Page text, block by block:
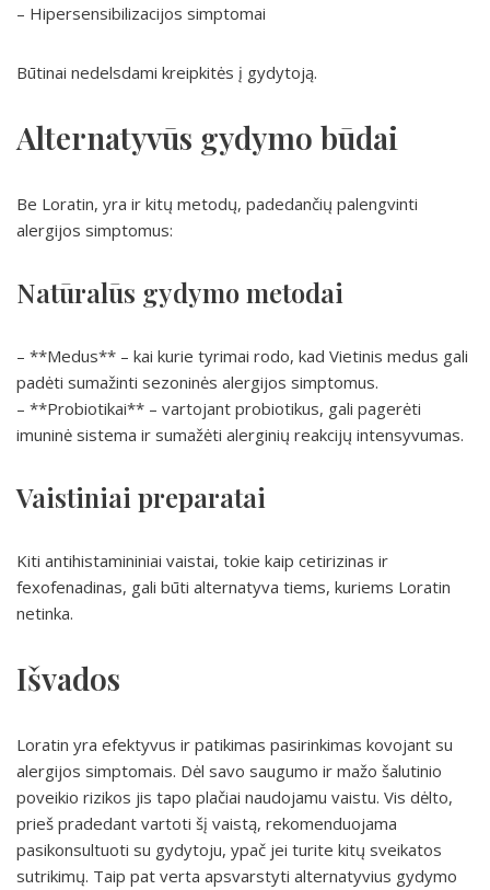
– Hipersensibilizacijos simptomai
Būtinai nedelsdami kreipkitės į gydytoją.
Alternatyvūs gydymo būdai
Be Loratin, yra ir kitų metodų, padedančių palengvinti
alergijos simptomus:
Natūralūs gydymo metodai
– **Medus** – kai kurie tyrimai rodo, kad Vietinis medus gali
padėti sumažinti sezoninės alergijos simptomus.
– **Probiotikai** – vartojant probiotikus, gali pagerėti
imuninė sistema ir sumažėti alerginių reakcijų intensyvumas.
Vaistiniai preparatai
Kiti antihistamininiai vaistai, tokie kaip cetirizinas ir
fexofenadinas, gali būti alternatyva tiems, kuriems Loratin
netinka.
Išvados
Loratin yra efektyvus ir patikimas pasirinkimas kovojant su
alergijos simptomais. Dėl savo saugumo ir mažo šalutinio
poveikio rizikos jis tapo plačiai naudojamu vaistu. Vis dėlto,
prieš pradedant vartoti šį vaistą, rekomenduojama
pasikonsultuoti su gydytoju, ypač jei turite kitų sveikatos
sutrikimų. Taip pat verta apsvarstyti alternatyvius gydymo